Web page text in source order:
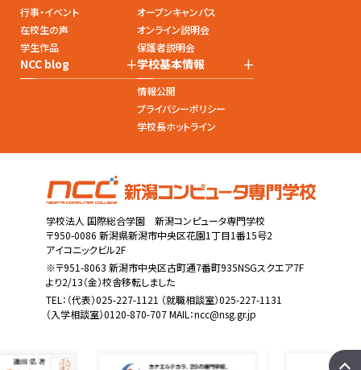
行事・イベント
在校生の声
学生作品
オープンキャンパス
オンライン説明会
保護者説明会
NCC blog +学校基本情報 +
情報公開
プライバシーポリシー
学校長ホットライン
学校法人 国際総合学園 新潟コンピュータ専門学校
〒950-0086 新潟県新潟市中央区花園1丁目1番15号2
アイコニックビル2F
※〒951-8063 新潟市中央区古町通7番町935NSGスクエア7F
より2/13（金）校舎移転しました
TEL： （代表）025-227-1121 （就職相談室）025-227-1131
（入学相談室）0120-870-707 MAIL：ncc@nsg.gr.jp